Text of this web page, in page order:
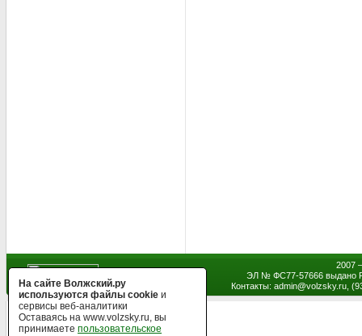
2007
ЭЛ № ФС77-57666 выдано
Контакты: admin@volzsky.ru,
На сайте Волжский.ру
используются файлы cookie и
сервисы веб-аналитики
Оставаясь на www.volzsky.ru, вы
принимаете пользовательское